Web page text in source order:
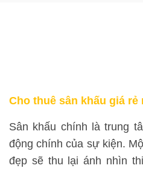
Cho thuê sân khấu giá rẻ
Sân khấu chính là trung
động chính của sự kiện.
đẹp sẽ thu lại ánh nhìn